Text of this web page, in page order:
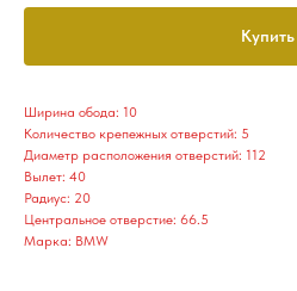
Купить
Ширина обода: 10
Количество крепежных отверстий: 5
Диаметр расположения отверстий: 112
Вылет: 40
Радиус: 20
Центральное отверстие: 66.5
Марка: BMW